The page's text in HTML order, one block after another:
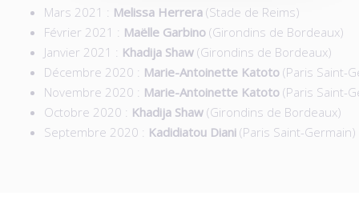
Mars 2021 : Melissa Herrera (Stade de Reims)
Février 2021 : Maëlle Garbino (Girondins de Bordeaux)
Janvier 2021 : Khadija Shaw (Girondins de Bordeaux)
Décembre 2020 : Marie-Antoinette Katoto (Paris Saint-
Novembre 2020 : Marie-Antoinette Katoto (Paris Saint-
Octobre 2020 : Khadija Shaw (Girondins de Bordeaux)
Septembre 2020 : Kadidiatou Diani (Paris Saint-Germain)